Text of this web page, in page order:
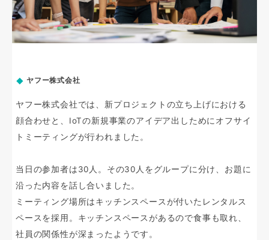
ヤフー株式会社
ヤフー株式会社では、新プロジェクトの立ち上げにおける
顔合わせと、IoTの新規事業のアイデア出しためにオフサイ
トミーティングが行われました。
当日の参加者は30人。その30人をグループに分け、お題に
沿った内容を話し合いました。
ミーティング場所はキッチンスペースが付いたレンタルス
ペースを採用。キッチンスペースがあるので食事も取れ、
社員の関係性が深まったようです。